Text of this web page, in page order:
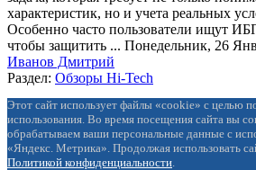
характеристик, но и учета реальных
Особенно часто пользователи ищут
чтобы защитить ... Понедельник, 26
Иванов Дмитрий
Раздел: Обзоры Hi-Tech
Этот сайт использует файлы «cookie» с целью
использования. Во время посещения сайта вы
обрабатываем ваши персональные данные с
«Яндекс. Метрика». Продолжая использовать
Политикой конфиденциальности.